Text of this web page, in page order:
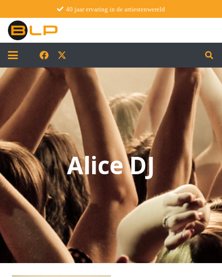
40 jaar ervaring in de artiestenwereld
Alice DJ